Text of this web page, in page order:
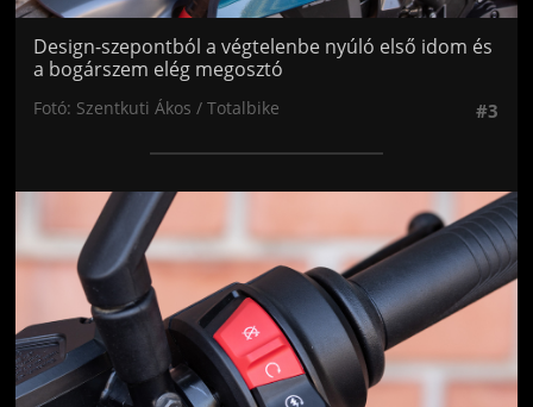
Design-szepontból a végtelenbe nyúló első idom és
a bogárszem elég megosztó
Fotó: Szentkuti Ákos / Totalbike #3
Jön még kép!